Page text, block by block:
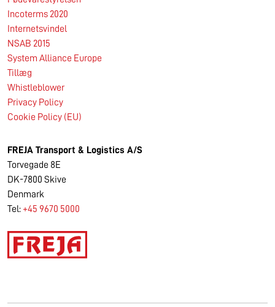
Incoterms 2020
Internetsvindel
NSAB 2015
System Alliance Europe
Tillæg
Whistleblower
Privacy Policy
Cookie Policy (EU)
FREJA Transport & Logistics A/S
Torvegade 8E
DK-7800 Skive
Denmark
Tel: +45 9670 5000